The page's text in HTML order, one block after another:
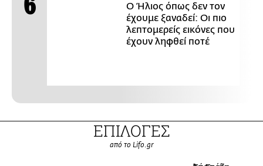
Ο Ήλιος όπως δεν τον
έχουμε ξαναδεί: Οι πιο
λεπτομερείς εικόνες που
έχουν ληφθεί ποτέ
ΕΠΙΛΟΓΕΣ
από το Lifo.gr